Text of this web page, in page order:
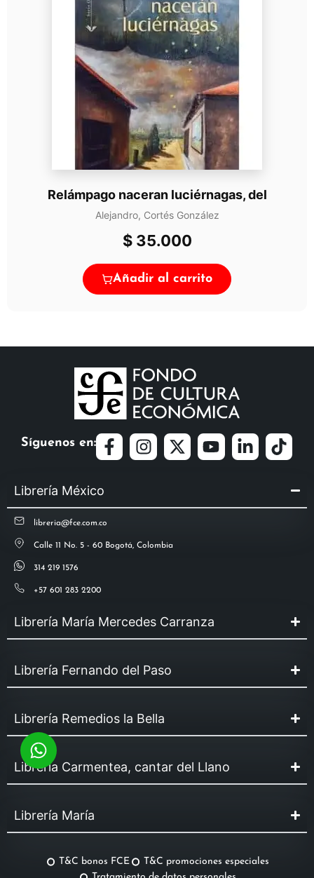
Relámpago naceran luciérnagas, del
Alejandro, Cortés González
$35.000
Añadir al carrito
Síguenos en:
Librería México
libreria@fce.com.co
Calle 11 No. 5 - 60 Bogotá, Colombia
314 219 1576
+57 601 283 2200
Librería María Mercedes Carranza
Librería Fernando del Paso
Librería Remedios la Bella
Librería Carmentea, cantar del Llano
Librería María
T&C bonos FCE
T&C promociones especiales